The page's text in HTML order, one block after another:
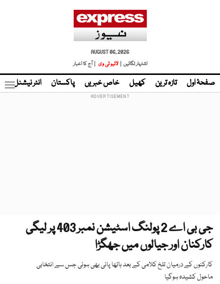
AUGUST 06, 2026
اشتہار لگائیں |
لائیو ٹی وی | آج کا اخبار
صفحۂ اول تازہ ترین کھیل خاص خبریں پاکستان انٹر نیشنل
جی بی اے 2 پولنگ اسٹیشن نمبر 403 پر لیگی
کارکنان اور جیالوں میں جھگڑا
کارکنوں کے درمیان تلخ کلامی کے بعد ہاتھا پائی بھی ہوئی جس سے انتخابی
ماحول کشیدہ ہوگیا